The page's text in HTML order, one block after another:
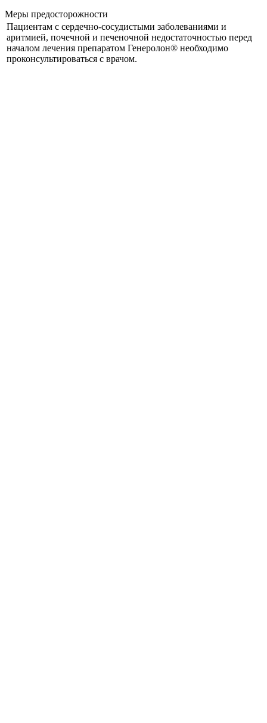
Меры предосторожности
Пациентам с сердечно-сосудистыми заболеваниями и
аритмией, почечной и печеночной недостаточностью перед
началом лечения препаратом Генеролон® необходимо
проконсультироваться с врачом.